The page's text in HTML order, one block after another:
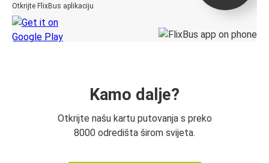
Otkrijte FlixBus aplikaciju
Kamo dalje?
Otkrijte našu kartu putovanja s preko
8000 odredišta širom svijeta.